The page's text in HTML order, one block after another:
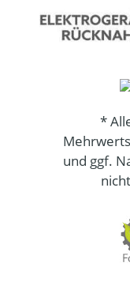
*
und ggf.